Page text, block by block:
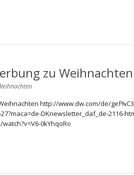
zu Weihnachten
http://www.dw.com/de/
DKnewsletter_daf_de-2116-
0kYhqoRo